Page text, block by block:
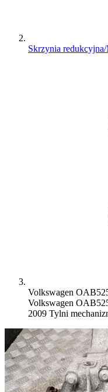
Skrzynia
Volkswagen
Volkswagen
2009 Tylni